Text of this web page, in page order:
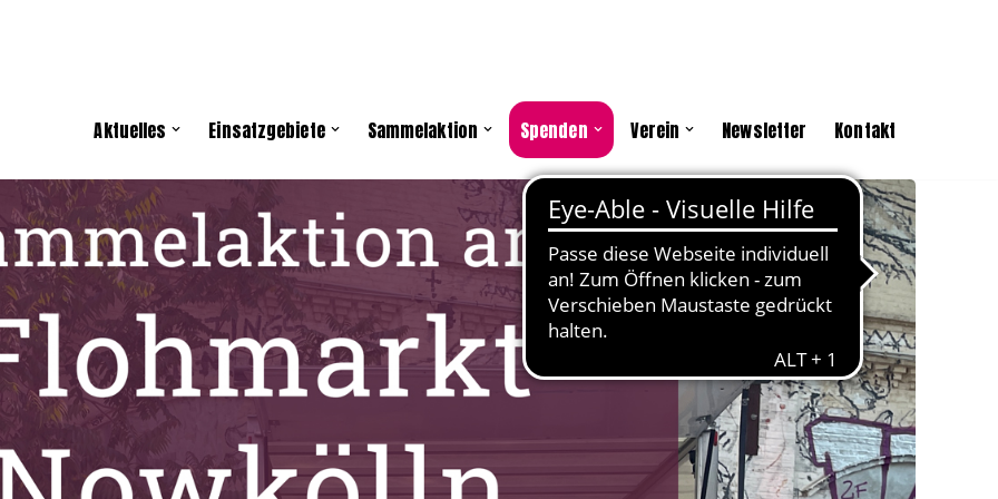
Aktuelles Einsatzgebiete Sammelaktion Spenden Verein Newsletter Kontakt